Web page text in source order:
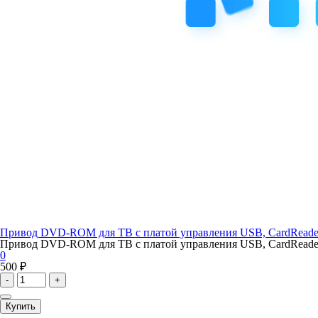
Привод DVD-ROM для ТВ с платой управления USB,
Привод DVD-ROM для ТВ с платой управления USB,
0
500 ₽
- +
Купить